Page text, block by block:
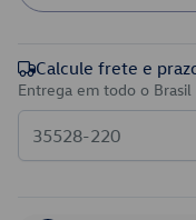
Calcule frete e
Entrega em todo o Brasil